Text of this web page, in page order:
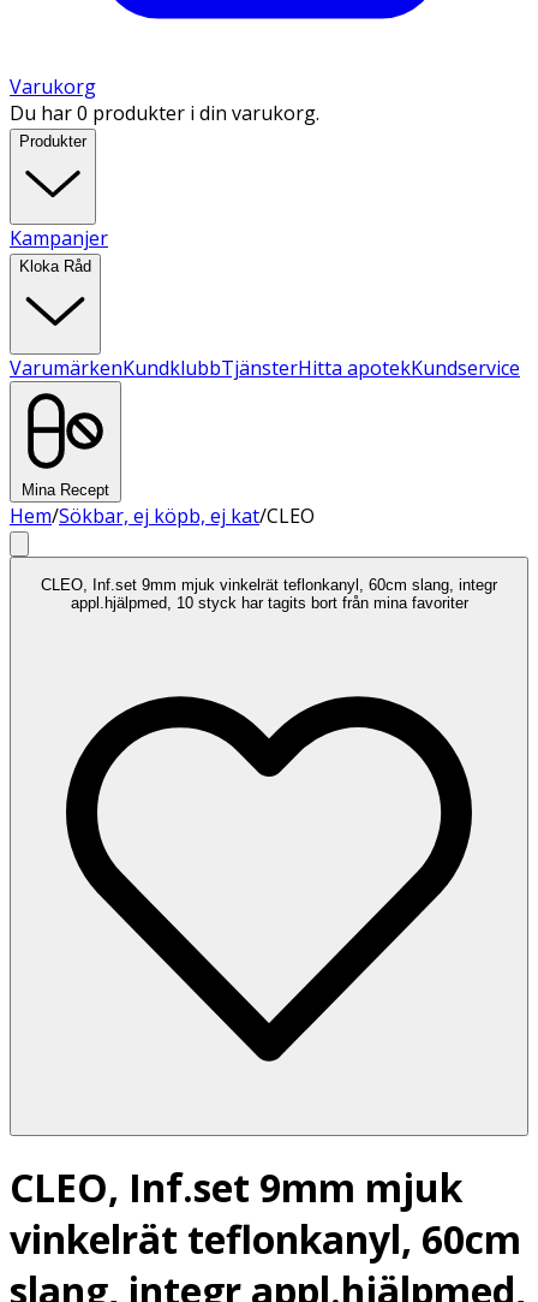
Varukorg
Du har 0 produkter i din varukorg.
Produkter
Kampanjer
Kloka Råd
VarumärkenKundklubbTjänsterHitta apotekKundservice
Mina Recept
Hem/Sökbar, ej köpb, ej kat/CLEO
CLEO, Inf.set 9mm mjuk vinkelrät teflonkanyl, 60cm slang, integr
appl.hjälpmed, 10 styck har tagits bort från mina favoriter
CLEO, Inf.set 9mm mjuk
vinkelrät teflonkanyl, 60cm
slang, integr appl.hjälpmed,